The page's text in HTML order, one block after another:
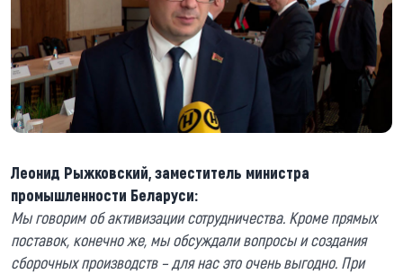
Леонид Рыжковский, заместитель министра
промышленности Беларуси:
Мы говорим об активизации сотрудничества. Кроме прямых
поставок, конечно же, мы обсуждали вопросы и создания
сборочных производств – для нас это очень выгодно. При